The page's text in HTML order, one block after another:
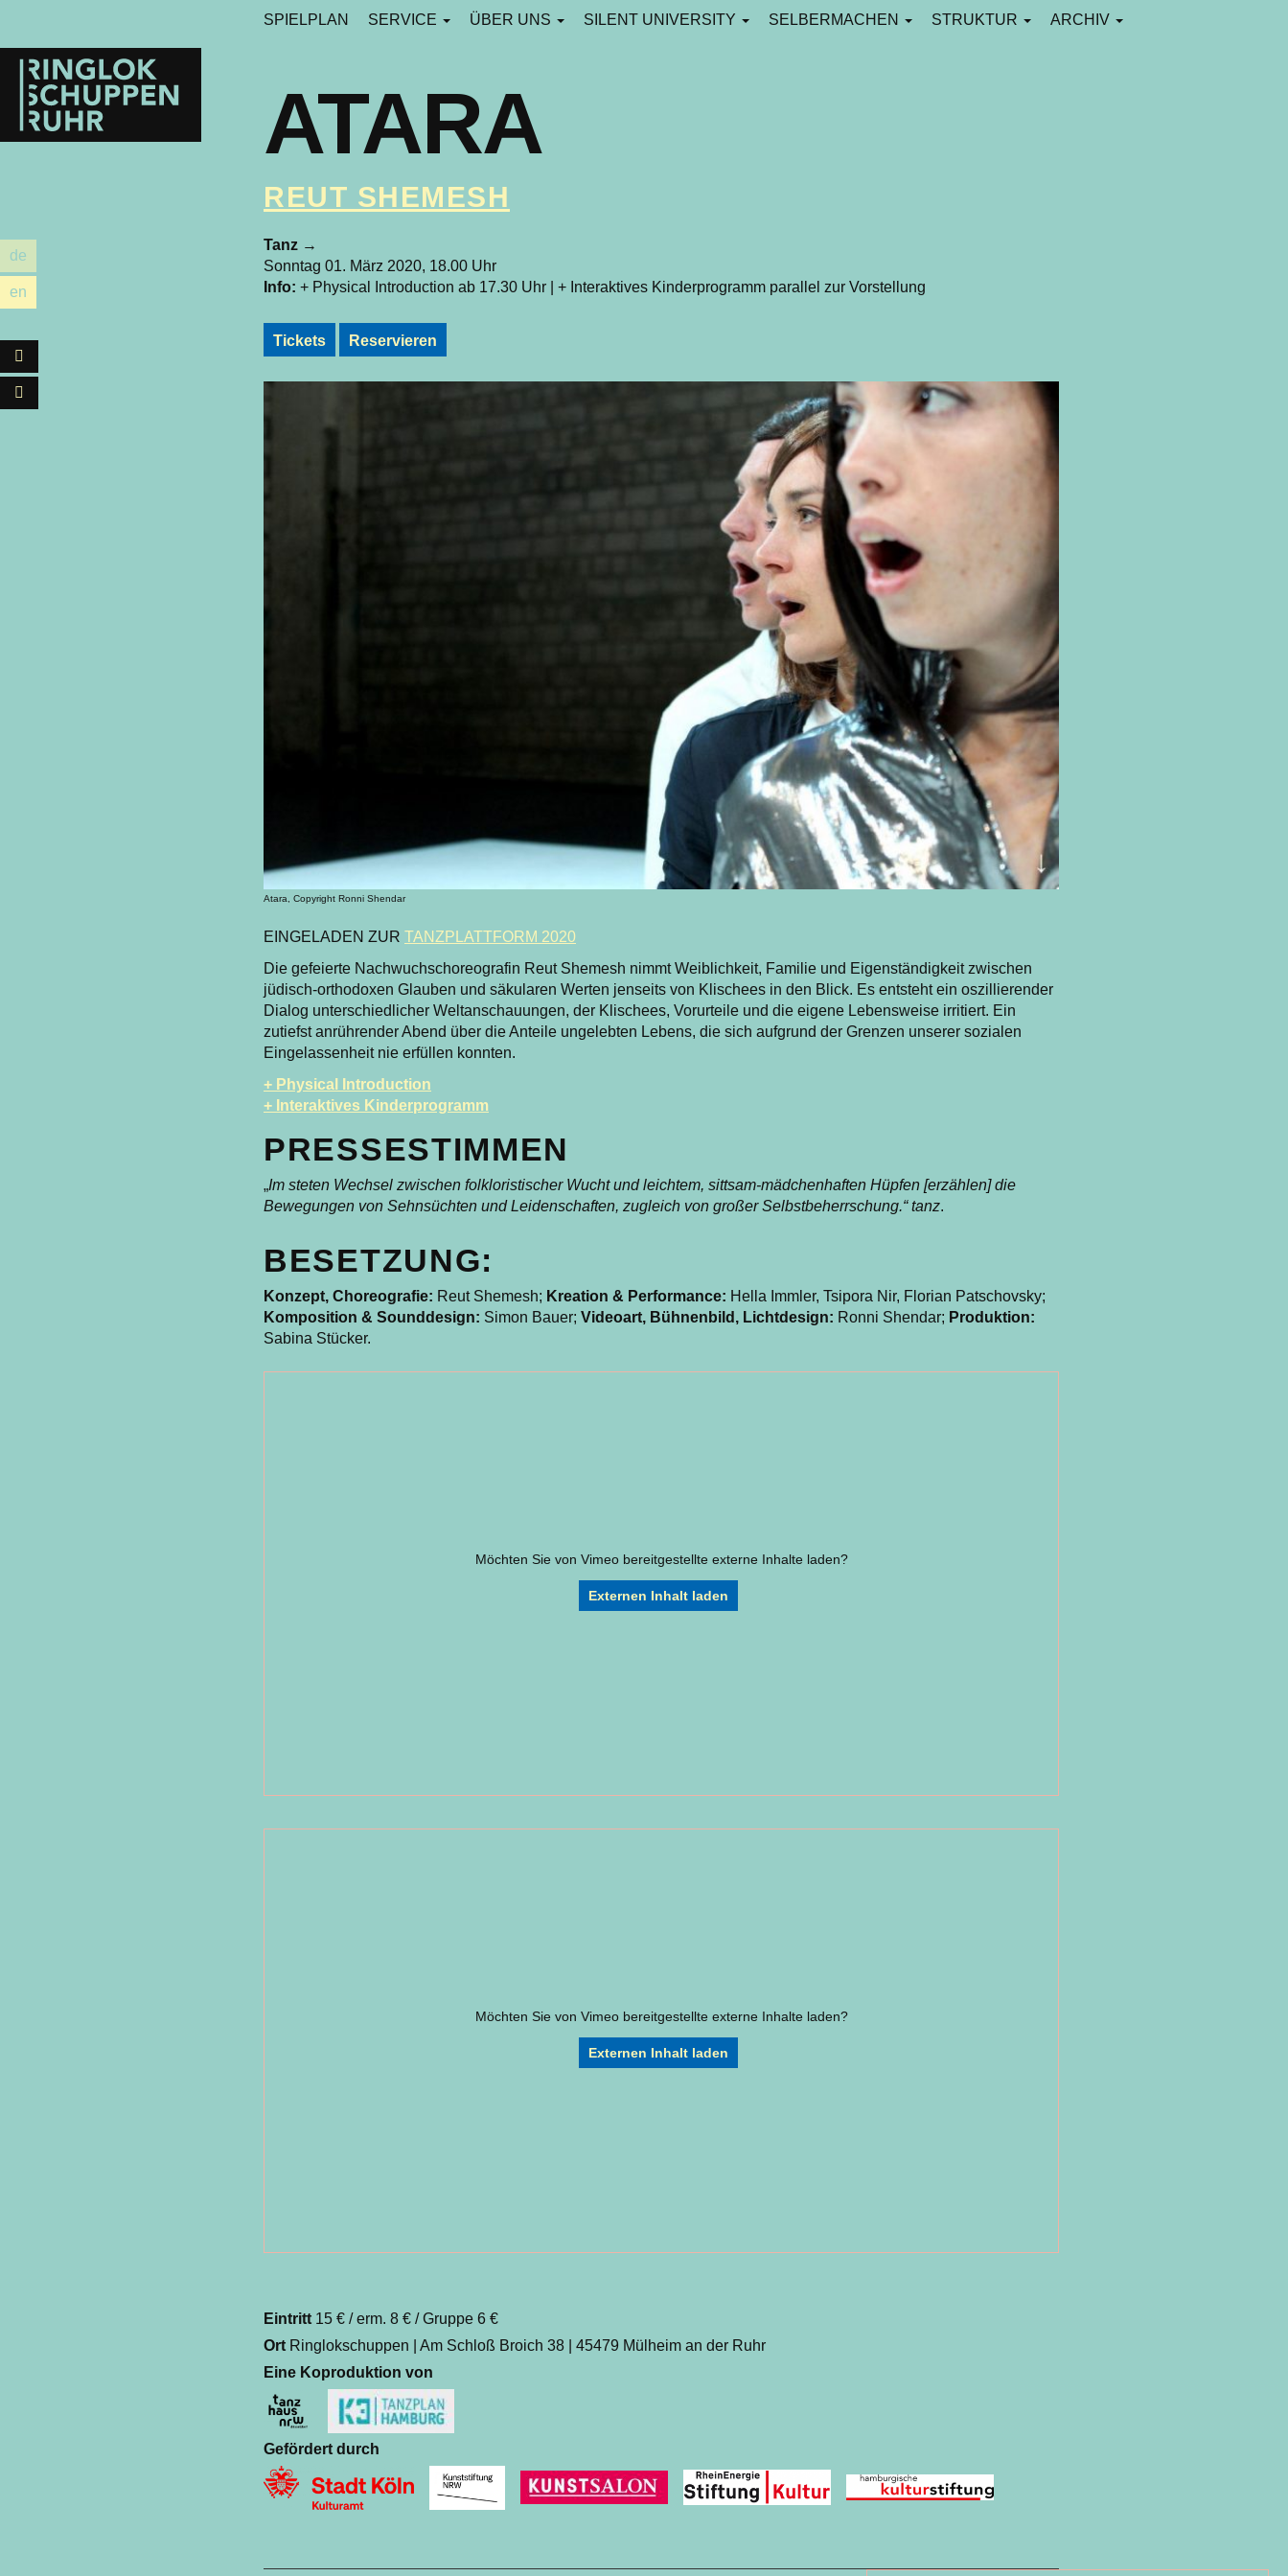
Ringlokschuppen
Ruhr
de
en
SPIELPLAN SERVICE ÜBER UNS SILENT UNIVERSITY SELBERMACHEN STRUKTUR ARCHIV
ATARA
REUT SHEMESH
Tanz →
Sonntag 01. März 2020, 18.00 Uhr
Info: + Physical Introduction ab 17.30 Uhr | + Interaktives Kinderprogramm parallel zur Vorstellung
Tickets Reservieren
Atara, Copyright Ronni Shendar
EINGELADEN ZUR TANZPLATTFORM 2020
Die gefeierte Nachwuchschoreografin Reut Shemesh nimmt Weiblichkeit, Familie und Eigenständigkeit zwischen
jüdisch-orthodoxen Glauben und säkularen Werten jenseits von Klischees in den Blick. Es entsteht ein oszillierender
Dialog unterschiedlicher Weltanschauungen, der Klischees, Vorurteile und die eigene Lebensweise irritiert. Ein
zutiefst anrührender Abend über die Anteile ungelebten Lebens, die sich aufgrund der Grenzen unserer sozialen
Eingelassenheit nie erfüllen konnten.
+ Physical Introduction
+ Interaktives Kinderprogramm
PRESSESTIMMEN
„Im steten Wechsel zwischen folkloristischer Wucht und leichtem, sittsam-mädchenhaften Hüpfen [erzählen] die
Bewegungen von Sehnsüchten und Leidenschaften, zugleich von großer Selbstbeherrschung.“ tanz.
BESETZUNG:
Konzept, Choreografie: Reut Shemesh; Kreation & Performance: Hella Immler, Tsipora Nir, Florian Patschovsky;
Komposition & Sounddesign: Simon Bauer; Videoart, Bühnenbild, Lichtdesign: Ronni Shendar; Produktion:
Sabina Stücker.
Möchten Sie von Vimeobereitgestellte externe Inhalte laden?
Externen Inhalt laden
Möchten Sie von Vimeobereitgestellte externe Inhalte laden?
Externen Inhalt laden
Eintritt 15 € / erm. 8 € / Gruppe 6 €
Ort Ringlokschuppen | Am Schloß Broich 38 | 45479 Mülheim an der Ruhr
Eine Koproduktion von
Gefördert durch